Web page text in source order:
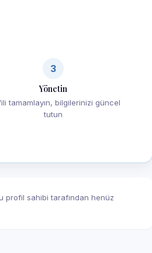
3
Yönetin
tamamlayın, bilgilerinizi güncel
tutun
profil sahibi tarafından henüz